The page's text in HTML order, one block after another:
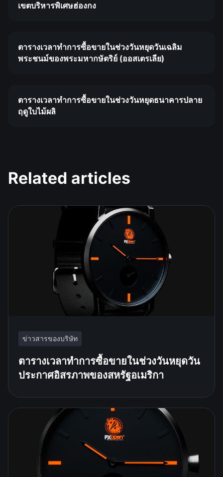
เขตบริหารพิเศษฮ่องกง
ตารางเวลาทำการซื้อขายในช่วงวันหยุดวันเฉลิม
พระชนม์ของพระมหากษัตริย์ (ออสเตรเลีย)
ตารางเวลาทำการซื้อขายในช่วงวันหยุดธนาคารปลาย
ฤดูใบไม้ผลิ
Related articles
ข่าวสารของบริษัท
ตารางเวลาทำการซื้อขายในช่วงวันหยุดวัน
ประกาศอิสรภาพของสหรัฐอเมริกา